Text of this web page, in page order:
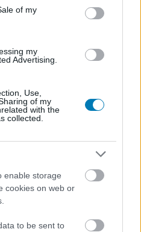
of my
my
Advertising.
Use,
of my
with the
collected.
enable storage
cookies on web or
to be sent to
ikonikus
alakításával örökké velünk